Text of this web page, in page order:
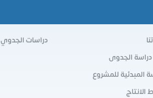
دراسة الجدوى
المبدئية للمشروع
دراسات الجدوي